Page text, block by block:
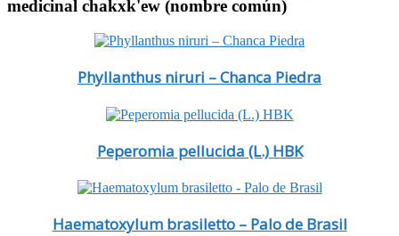
medicinal chakxk'ew (nombre común)
Phyllanthus niruri – Chanca Piedra
Peperomia pellucida (L.) HBK
Haematoxylum brasiletto – Palo de Brasil